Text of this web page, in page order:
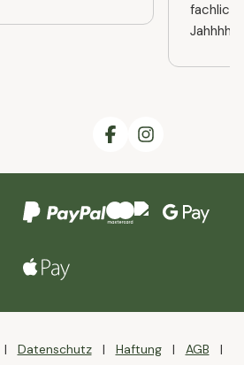
fachlich
Datenschutz Haftung AGB